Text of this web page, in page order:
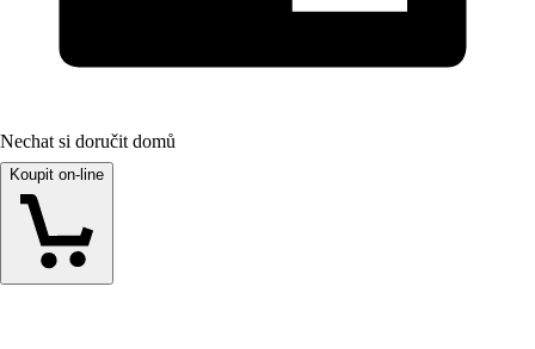
Nechat si doručit domů
Koupit on-line